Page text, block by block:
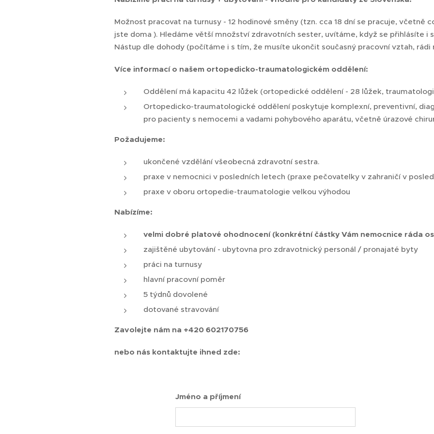
Možnost pracovat na turnusy - 12 hodinové směny (tzn. cca 18 dní se pracuje, včetně
jste doma ). Hledáme větší množství zdravotních sester, uvítáme, když se přihlásíte i
Nástup dle dohody (počítáme i s tím, že musíte ukončit současný pracovní vztah, rádi
Více informací o našem ortopedicko-traumatologickém oddělení:
Oddělení má kapacitu 42 lůžek (ortopedické oddělení - 28 lůžek,
Ortopedicko-traumatologické oddělení poskytuje komplexní, preventivní,
pro pacienty s nemocemi a vadami pohybového aparátu, včetně úrazové
Požadujeme:
ukončené vzdělání všeobecná zdravotní sestra.
praxe v nemocnici v posledních letech (praxe pečovatelky v zahraničí v
praxe v oboru ortopedie-traumatologie velkou výhodou
Nabízíme:
velmi dobré platové ohodnocení (konkrétní částky Vám nemocnice ráda
zajištěné ubytování - ubytovna pro zdravotnický personál / pronajaté byty
práci na turnusy
hlavní pracovní poměr
5 týdnů dovolené
dotované stravování
Zavolejte nám na +420 602170756
nebo nás kontaktujte ihned zde:
Jméno a příjmení